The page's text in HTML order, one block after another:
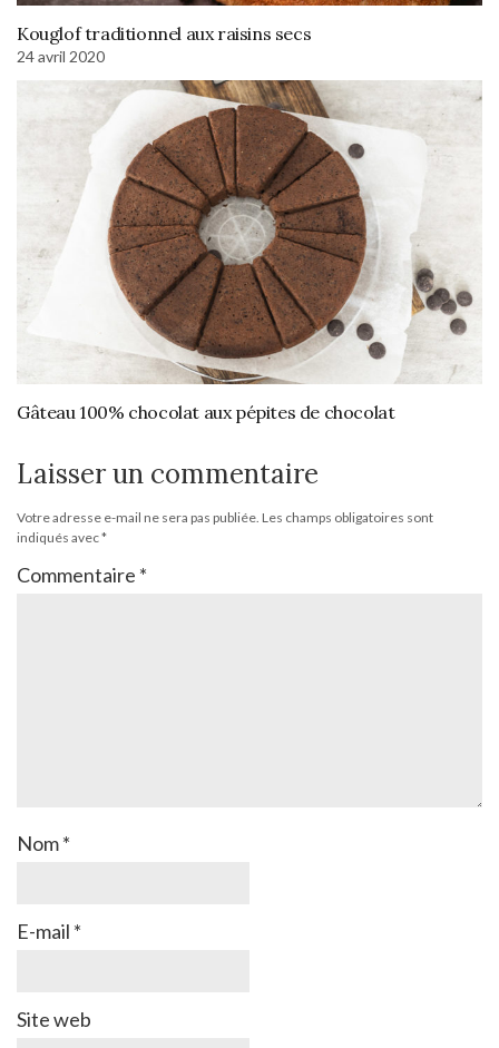
Kouglof traditionnel aux raisins secs
24 avril 2020
Gâteau 100% chocolat aux pépites de chocolat
Laisser un commentaire
Votre adresse e-mail ne sera pas publiée. Les champs obligatoires sont
indiqués avec*
Commentaire *
Nom*
E-mail *
Site web